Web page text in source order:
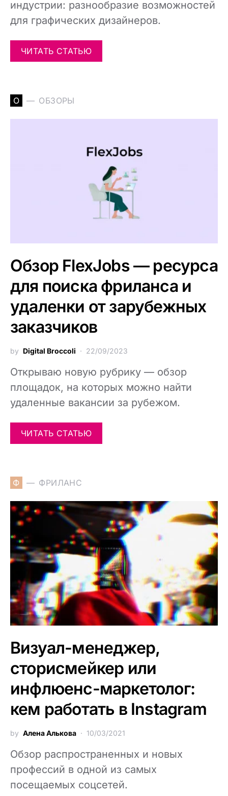
индустрии: разнообразие возможностей
для графических дизайнеров.
ЧИТАТЬ СТАТЬЮ
О ОБЗОРЫ
Обзор FlexJobs — ресурса
для поиска фриланса и
удаленки от зарубежных
заказчиков
by Digital Broccoli 22/09/2023
Открываю новую рубрику — обзор
площадок, на которых можно найти
удаленные вакансии за рубежом.
ЧИТАТЬ СТАТЬЮ
Ф ФРИЛАНС
Визуал-менеджер,
сторисмейкер или
инфлюенс-маркетолог:
кем работать в Instagram
by Алена Алькова 10/03/2021
Обзор распространенных и новых
профессий в одной из самых
посещаемых соцсетей.